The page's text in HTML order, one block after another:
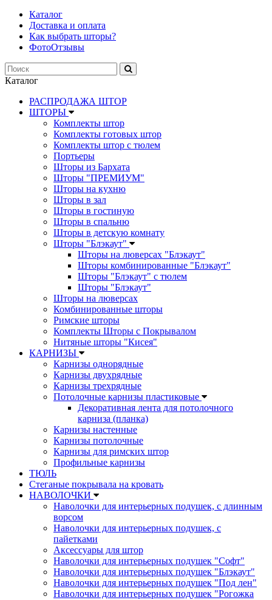
Каталог
Доставка и оплата
Как выбрать шторы?
ФотоОтзывы
Каталог
РАСПРОДАЖА ШТОР
ШТОРЫ
Комплекты штор
Комплекты готовых штор
Комплекты штор с тюлем
Портьеры
Шторы из Бархата
Шторы "ПРЕМИУМ"
Шторы на кухню
Шторы в зал
Шторы в гостиную
Шторы в спальню
Шторы в детскую комнату
Шторы "Блэкаут"
Шторы на люверсах "Блэкаут"
Шторы комбинированные "Блэкаут"
Шторы "Блэкаут" с тюлем
Шторы "Блэкаут"
Шторы на люверсах
Комбинированные шторы
Римские шторы
Комплекты Шторы c Покрывалом
Нитяные шторы "Кисея"
КАРНИЗЫ
Карнизы однорядные
Карнизы двухрядные
Карнизы трехрядные
Потолочные карнизы пластиковые
Декоративная лента для потолочного
карниза (планка)
Карнизы настенные
Карнизы потолочные
Карнизы для римских штор
Профильные карнизы
ТЮЛЬ
Стеганые покрывала на кровать
НАВОЛОЧКИ
Наволочки для интерьерных подушек, с длинным
ворсом
Наволочки для интерьерных подушек, с
пайетками
Аксессуары для штор
Наволочки для интерьерных подушек "Софт"
Наволочки для интерьерных подушек "Блэкаут"
Наволочки для интерьерных подушек "Под лен"
Наволочки для интерьерных подушек "Рогожка